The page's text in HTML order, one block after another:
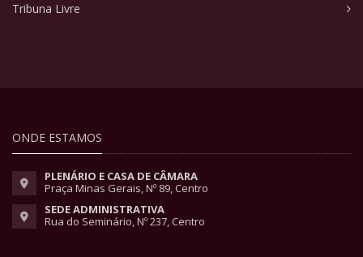
Tribuna Livre
ONDE ESTAMOS
PLENÁRIO E CASA DE CÂMARA
Praça Minas Gerais, Nº 89, Centro
SEDE ADMINISTRATIVA
Rua do Seminário, Nº 237, Centro